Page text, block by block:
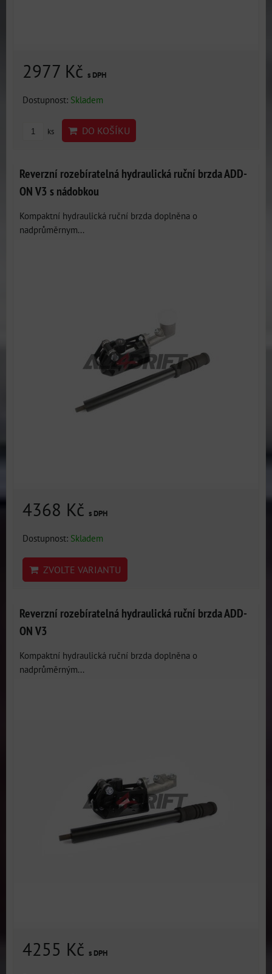
2977 Kč s DPH
Dostupnost: Skladem
ks DO KOŠÍKU
Reverzní rozebíratelná hydraulická ruční brzda ADD-
ON V3 s nádobkou
Kompaktní hydraulická ruční brzda doplněna o
nadprůměrnym...
4368 Kč s DPH
Dostupnost: Skladem
ZVOLTE VARIANTU
Reverzní rozebíratelná hydraulická ruční brzda ADD-
ON V3
Kompaktní hydraulická ruční brzda doplněna o
nadprůměrným...
4255 Kč s DPH